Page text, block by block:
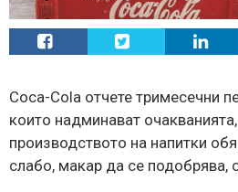
Coca-Cola отчете тримесечни
които надминават
производството на напитки
слабо, макар да се подобрява,